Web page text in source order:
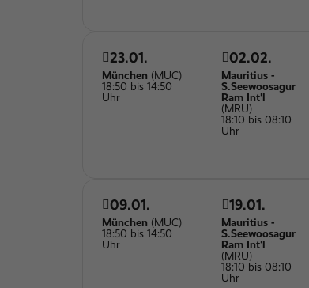
23.01.
München (MUC)
18:50 bis 14:50
Uhr
02.02.
Mauritius -
S.Seewoosagur
Ram Int'l
(MRU)
18:10 bis 08:10
Uhr
09.01.
München (MUC)
18:50 bis 14:50
Uhr
19.01.
Mauritius -
S.Seewoosagur
Ram Int'l
(MRU)
18:10 bis 08:10
Uhr